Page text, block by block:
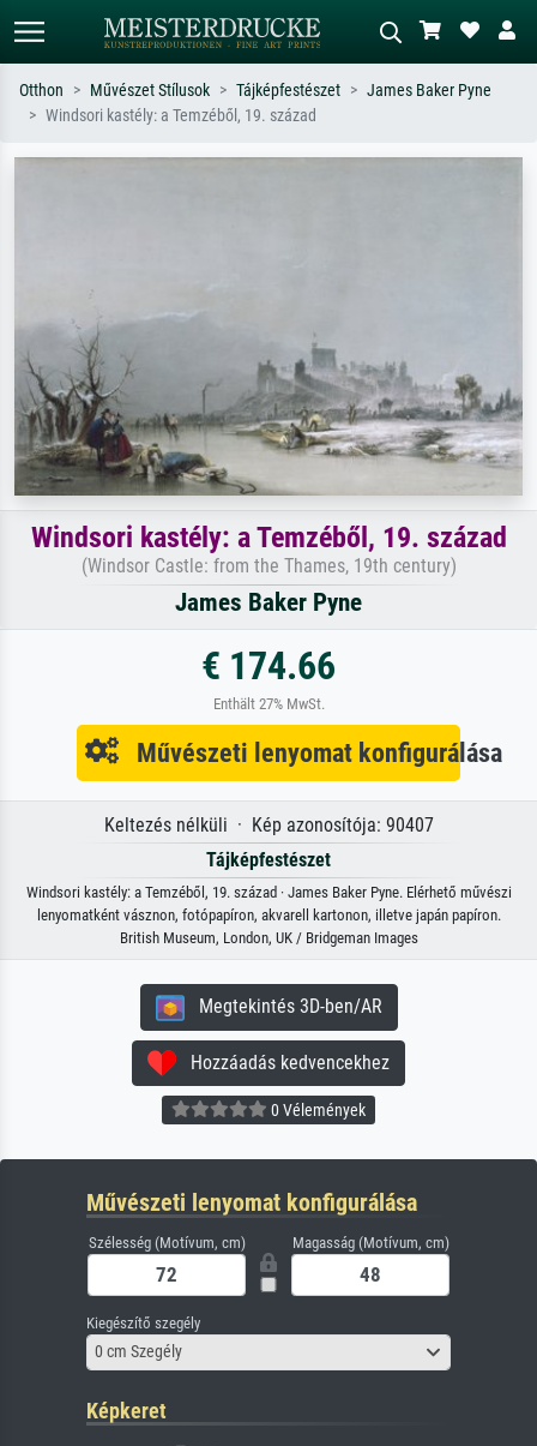
Otthon Művészet Stílusok Tájképfestészet
James Baker Pyne
Windsori kastély: a Temzéből, 19. század
Windsori kastély: a Temzéből, 19. század
(Windsor Castle: from the Thames, 19th century)
James Baker Pyne
€ 174.66
Enthält 27% MwSt.
Művészeti lenyomat konfigurálása
Keltezés nélküli · Kép azonosítója: 90407
Tájképfestészet
Windsori kastély: a Temzéből, 19. század · James Baker Pyne. Elérhető művészi
lenyomatként vásznon, fotópapíron, akvarell kartonon, illetve japán papíron.
British Museum, London, UK / Bridgeman Images
Megtekintés 3D-ben/AR
Hozzáadás kedvencekhez
0 Vélemények
Művészeti lenyomat konfigurálása
Szélesség (Motívum, cm) Magasság (Motívum, cm)
Kiegészítő szegély
0 cm Szegély
Képkeret